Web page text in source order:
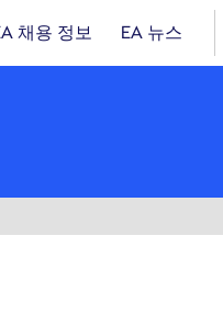
채용 정보 EA 뉴스